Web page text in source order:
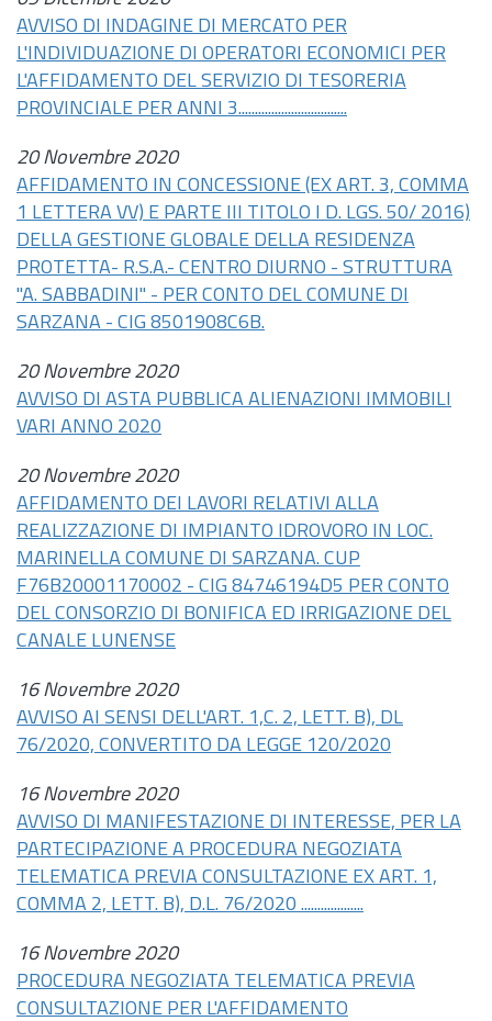
AVVISO DI INDAGINE DI MERCATO PER
L'INDIVIDUAZIONE DI OPERATORI ECONOMICI PER
L'AFFIDAMENTO DEL SERVIZIO DI TESORERIA
PROVINCIALE PER ANNI 3.................................
20 Novembre 2020
AFFIDAMENTO IN CONCESSIONE (EX ART. 3, COMMA
1 LETTERA VV) E PARTE III TITOLO I D. LGS. 50/ 2016)
DELLA GESTIONE GLOBALE DELLA RESIDENZA
PROTETTA- R.S.A.- CENTRO DIURNO - STRUTTURA
"A. SABBADINI" - PER CONTO DEL COMUNE DI
SARZANA - CIG 8501908C6B.
20 Novembre 2020
AVVISO DI ASTA PUBBLICA ALIENAZIONI IMMOBILI
VARI ANNO 2020
20 Novembre 2020
AFFIDAMENTO DEI LAVORI RELATIVI ALLA
REALIZZAZIONE DI IMPIANTO IDROVORO IN LOC.
MARINELLA COMUNE DI SARZANA. CUP
F76B20001170002 - CIG 84746194D5 PER CONTO
DEL CONSORZIO DI BONIFICA ED IRRIGAZIONE DEL
CANALE LUNENSE
16 Novembre 2020
AVVISO AI SENSI DELL'ART. 1,C. 2, LETT. B), DL
76/2020, CONVERTITO DA LEGGE 120/2020
16 Novembre 2020
AVVISO DI MANIFESTAZIONE DI INTERESSE, PER LA
PARTECIPAZIONE A PROCEDURA NEGOZIATA
TELEMATICA PREVIA CONSULTAZIONE EX ART. 1,
COMMA 2, LETT. B), D.L. 76/2020 ...................
16 Novembre 2020
PROCEDURA NEGOZIATA TELEMATICA PREVIA
CONSULTAZIONE PER L'AFFIDAMENTO